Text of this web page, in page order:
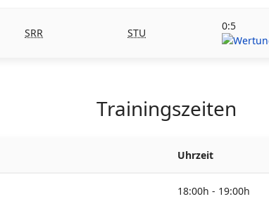
SRR STU
0:5
Trainingszeiten
Uhrzeit
18:00h - 19:00h